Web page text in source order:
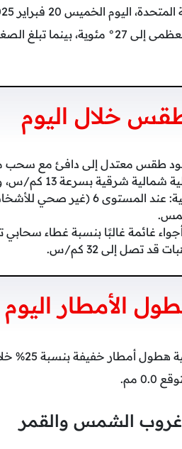
خلال اليوم
معتدل إلى دافئ مع سحب متزايدة تغطي
13 كم/س، وتصل سرعتها في بعض الأوقات إلى 37 كم/س.
الأشعة فوق البنفسجية:
الأمطار اليوم
تشير
مم.
الشمس والقمر